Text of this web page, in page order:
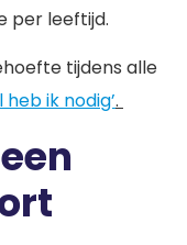
per leeftijd.
tijdens alle
heb ik nodig’.